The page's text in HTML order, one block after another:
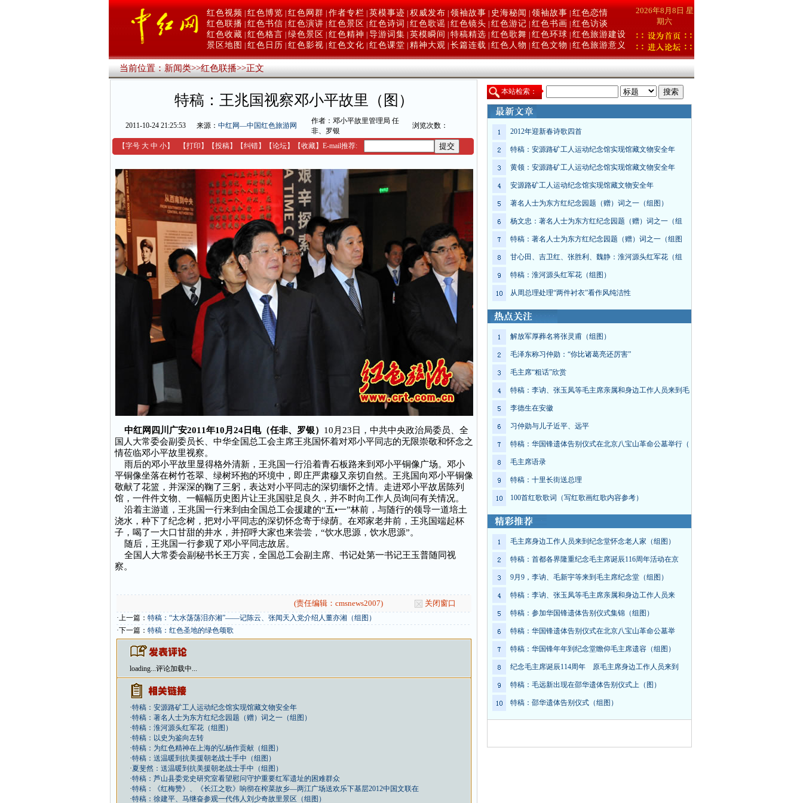
红色视频 红色博览 红色网群 作者专栏 英模事迹 权威发布 领袖故事 史海秘闻 领袖故事 红色恋情
红色联播 红色书信 红色演讲 红色景区 红色诗词 红色歌谣 红色镜头 红色游记 红色书画
红色访谈
红色收藏 红色格言 绿色景区 红色精神 导游词集 英模瞬间 特稿精选 红色歌舞 红色环球 红色旅游建设
景区地图
红色日历 红色影视 红色文化 红色课堂 精神大观 长篇连载 红色人物 红色文物 红色旅游意义
2026年8月8日 星
期六
当前位置：新闻类>>红色联播>>正文
特稿：王兆国视察邓小平故里（图）
2011-10-24 21:25:53 来源： 中红网—中国红色旅游网
作者：邓小平故里管理局 任
非、罗银
浏览次数：
【字号 大 中 小】 【打印 】 【投稿】 【纠错】 【论坛】 【收藏】 E-mail推荐:
中红网四川广安2011年10月24日电（任非、罗银） 10月23日，中共中央政治局委员、全
国人大常委会副委员长、中华全国总工会主席王兆国怀着对邓小平同志的无限崇敬和怀念之
情莅临邓小平故里视察。
雨后的邓小平故里显得格外清新，王兆国一行沿着青石板路来到邓小平铜像广场。邓小
平铜像坐落在树竹苍翠、绿树环抱的环境中，即庄严肃穆又亲切自然。王兆国向邓小平铜像
敬献了花篮，并深深的鞠了三躬，表达对小平同志的深切缅怀之情。走进邓小平故居陈列
馆，一件件文物、一幅幅历史图片让王兆国驻足良久，并不时向工作人员询问有关情况。
沿着主游道，王兆国一行来到由全国总工会援建的“五•一”林前，与随行的领导一道培土
浇水，种下了纪念树，把对小平同志的深切怀念寄于绿荫。在邓家老井前，王兆国端起杯
子，喝了一大口甘甜的井水，并招呼大家也来尝尝，“饮水思源，饮水思源”。
随后，王兆国一行参观了邓小平同志故居。
全国人大常委会副秘书长王万宾，全国总工会副主席、书记处第一书记王玉普随同视
察。
(责任编辑：cmsnews2007) 关闭窗口
·上一篇： 特稿：“太水荡荡泪亦湘”——记陈云、张闻天入党介绍人董亦湘（组图）
·下一篇： 特稿：红色圣地的绿色颂歌
loading...评论加载中...
·特稿：安源路矿工人运动纪念馆实现馆藏文物安全年
·特稿：著名人士为东方红纪念园题（赠）词之一（组图）
·特稿：淮河源头红军花（组图）
·特稿：以史为鉴向左转
·特稿：为红色精神在上海的弘杨作贡献（组图）
·特稿：送温暖到抗美援朝老战士手中（组图）
·夏斐然：送温暖到抗美援朝老战士手中（组图）
·特稿：芦山县委党史研究室看望慰问守护重要红军遗址的困难群众
·特稿：《红梅赞》、《长江之歌》响彻在榨菜故乡—两江广场送欢乐下基层2012中国文联在
·特稿：徐建平、马继奋参观一代伟人刘少奇故里景区（组图）
本站检索：
2012年迎新春诗歌四首
特稿：安源路矿工人运动纪念馆实现馆藏文物安全年
黄领：安源路矿工人运动纪念馆实现馆藏文物安全年
安源路矿工人运动纪念馆实现馆藏文物安全年
著名人士为东方红纪念园题（赠）词之一（组图）
杨文忠：著名人士为东方红纪念园题（赠）词之一（组
特稿：著名人士为东方红纪念园题（赠）词之一（组图
甘心田、吉卫红、张胜利、魏静：淮河源头红军花（组
特稿：淮河源头红军花（组图）
从周总理处理“两件衬衣”看作风纯洁性
解放军厚葬名将张灵甫（组图）
毛泽东称习仲勋：“你比诸葛亮还厉害”
毛主席“粗话”欣赏
特稿：李讷、张玉凤等毛主席亲属和身边工作人员来到毛
李德生在安徽
习仲勋与儿子近平、远平
特稿：华国锋遗体告别仪式在北京八宝山革命公墓举行（
毛主席语录
特稿：十里长街送总理
100首红歌歌词（写红歌画红歌内容参考）
毛主席身边工作人员来到纪念堂怀念老人家（组图）
特稿：首都各界隆重纪念毛主席诞辰116周年活动在京
9月9，李讷、毛新宇等来到毛主席纪念堂（组图）
特稿：李讷、张玉凤等毛主席亲属和身边工作人员来
特稿：参加华国锋遗体告别仪式集锦（组图）
特稿：华国锋遗体告别仪式在北京八宝山革命公墓举
特稿：华国锋年年到纪念堂瞻仰毛主席遗容（组图）
纪念毛主席诞辰114周年 原毛主席身边工作人员来到
特稿：毛远新出现在邵华遗体告别仪式上（图）
特稿：邵华遗体告别仪式（组图）